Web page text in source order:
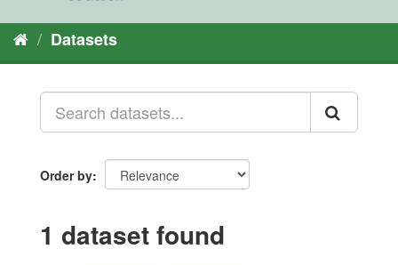
Datasets
Order by
1 dataset found